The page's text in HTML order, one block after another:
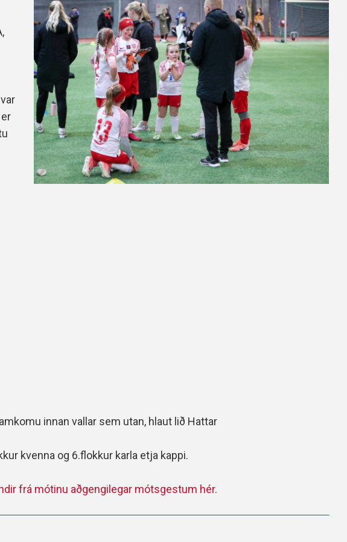
Handbók aðalstjórnar Þórs
Ársskýrslur
innan vallar sem utan, hlaut lið Hattar
kvenna og 6.flokkur karla etja kappi.
frá mótinu aðgengilegar mótsgestum hér.